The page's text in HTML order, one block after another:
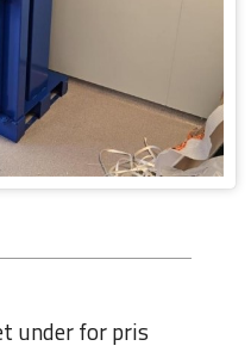
under for pris